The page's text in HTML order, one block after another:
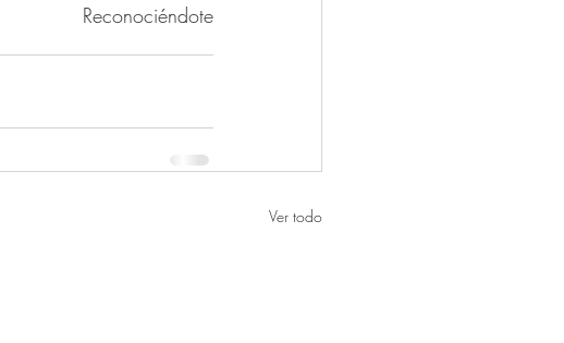
Reconociéndote
Ver todo